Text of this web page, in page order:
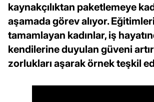
kaynakçılıktan paketlemeye
aşamada görev alıyor.
tamamlayan kadınlar, iş
kendilerine duyulan güveni
zorlukları aşarak örnek teşkil